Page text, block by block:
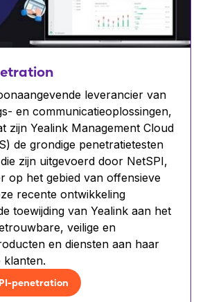
leverancier van
en communicatieoplossingen,
zijn Yealink Management Cloud
de grondige penetratietesten
zijn uitgevoerd door NetSPI,
op het gebied van offensieve
recente ontwikkeling
toewijding van Yealink aan het
veilige en
en diensten aan haar
klanten.
penetration